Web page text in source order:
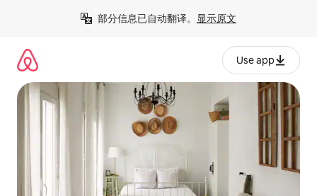
部分信息已自动翻译。 显示原文
Use app